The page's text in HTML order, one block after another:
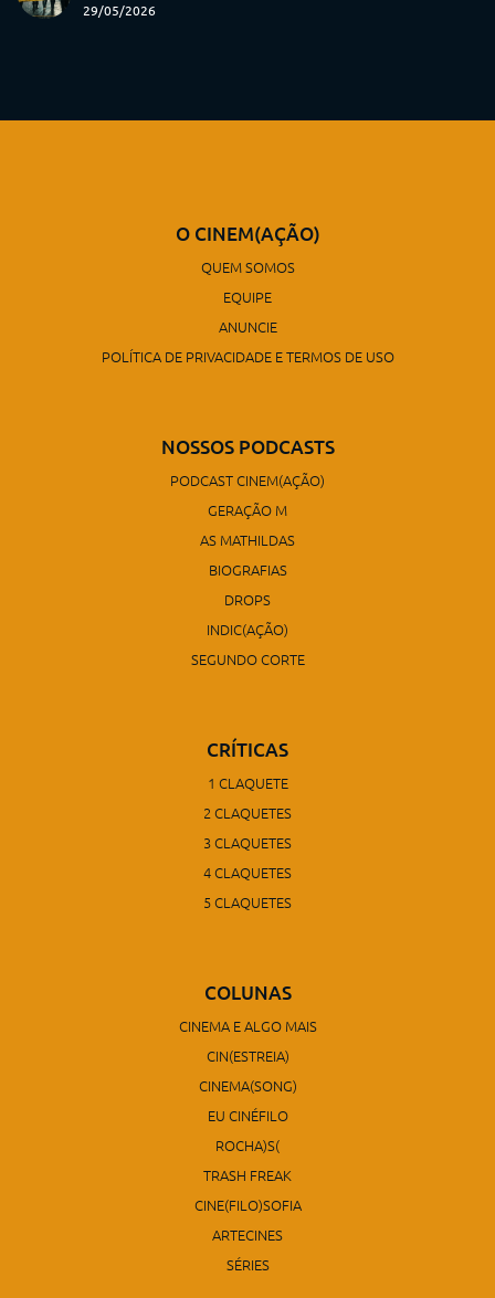
29/05/2026
O CINEM(AÇÃO)
QUEM SOMOS
EQUIPE
ANUNCIE
POLÍTICA DE PRIVACIDADE E TERMOS DE USO
NOSSOS PODCASTS
PODCAST CINEM(AÇÃO)
GERAÇÃO M
AS MATHILDAS
BIOGRAFIAS
DROPS
INDIC(AÇÃO)
SEGUNDO CORTE
CRÍTICAS
1 CLAQUETE
2 CLAQUETES
3 CLAQUETES
4 CLAQUETES
5 CLAQUETES
COLUNAS
CINEMA E ALGO MAIS
CIN(ESTREIA)
CINEMA(SONG)
EU CINÉFILO
ROCHA)S(
TRASH FREAK
CINE(FILO)SOFIA
ARTECINES
SÉRIES